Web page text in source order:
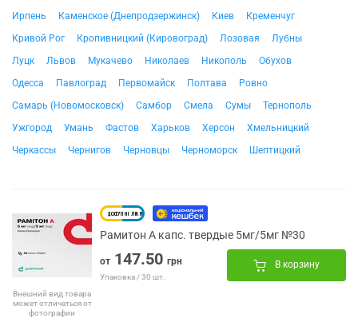
Ирпень
Каменское (Днепродзержинск) Киев
Кременчуг
Кривой Рог
Кропивницкий (Кировоград) Лозовая
Лубны
Луцк
Львов Мукачево Николаев Никополь
Обухов
Одесса
Павлоград Первомайск Полтава
Ровно
Самарь (Новомосковск)
Самбор Смела Сумы
Тернополь
Ужгород
Умань Фастов Харьков Херсон
Хмельницкий
Черкассы
Чернигов Черновцы Черноморск Шептицкий
Внешний вид товара
может отличаться от
фотографии
Рамитон А капс. твердые 5мг/5мг №30
от 147.50 грн
Упаковка / 30 шт.
В корзину